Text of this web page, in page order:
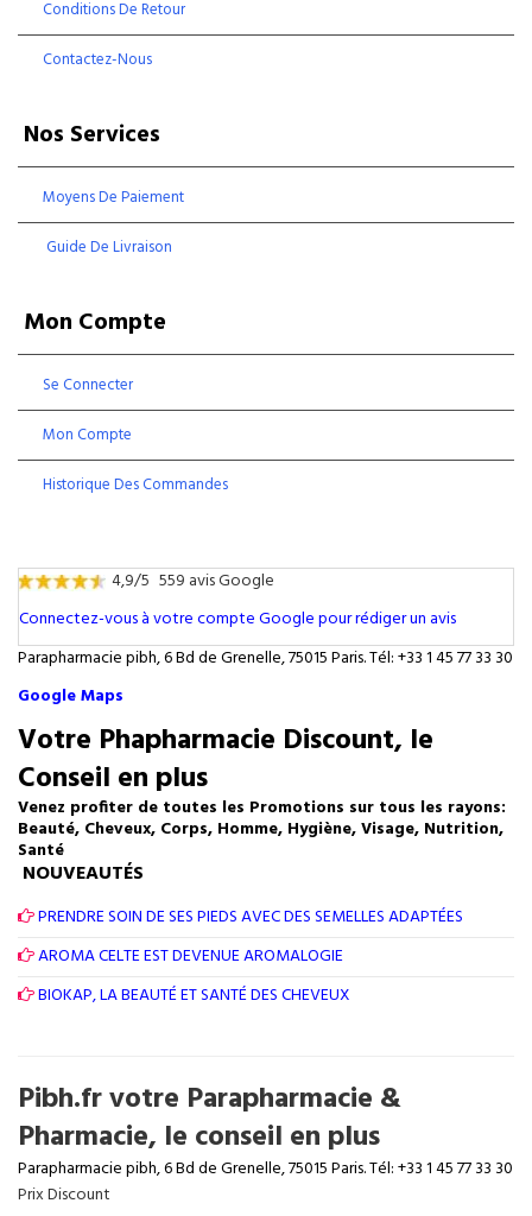
Conditions De Retour
Contactez-Nous
Nos Services
Moyens De Paiement
Guide De Livraison
Mon Compte
Se Connecter
Mon Compte
Historique Des Commandes
4,9/5 559 avis Google
Connectez-vous à votre compte Google pour rédiger un avis
Parapharmacie pibh, 6 Bd de Grenelle, 75015 Paris. Tél: +33 1 45 77 33 30
Google Maps
Votre Phapharmacie Discount, le
Conseil en plus
Venez profiter de toutes les Promotions sur tous les rayons:
Beauté, Cheveux, Corps, Homme, Hygiène, Visage, Nutrition,
Santé
NOUVEAUTÉS
PRENDRE SOIN DE SES PIEDS AVEC DES SEMELLES ADAPTÉES
AROMA CELTE EST DEVENUE AROMALOGIE
BIOKAP, LA BEAUTÉ ET SANTÉ DES CHEVEUX
Pibh.fr votre Parapharmacie &
Pharmacie, le conseil en plus
Parapharmacie pibh, 6 Bd de Grenelle, 75015 Paris. Tél: +33 1 45 77 33 30
Prix Discount